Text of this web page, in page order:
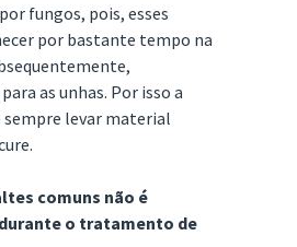
fungos, pois, esses
por bastante tempo na
as unhas. Por isso a
levar material
comuns não é
o tratamento de